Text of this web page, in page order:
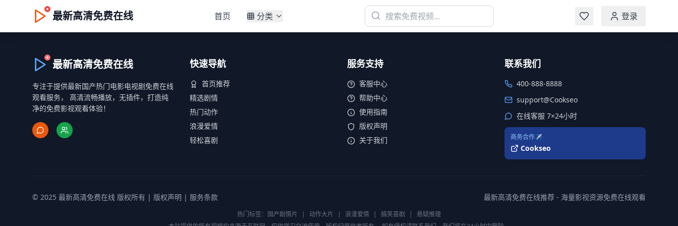
最新高清免费在线 首页 分类 登录
最新高清免费在线
专注于提供最新国产热门电影电视剧免费在线
观看服务， 高清流畅播放，无插件，打造纯
净的免费影视观看体验！
快速导航
首页推荐
精选剧情
热门动作
浪漫爱情
轻松喜剧
服务支持
客服中心
帮助中心
使用指南
版权声明
关于我们
联系我们
400-888-8888
support@Cookseo
在线客服 7×24小时
商务合作✈️
Cookseo
© 2025 最新高清免费在线 版权所有 | 版权声明 | 服务条款 最新高清免费在线推荐 - 海量影视资源免费在线观看
热门标签： 国产剧情片 | 动作大片 | 浪漫爱情 | 搞笑喜剧 |
悬疑推理